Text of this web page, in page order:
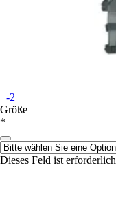
+-2
Größe
*
Dieses Feld ist erforderlich